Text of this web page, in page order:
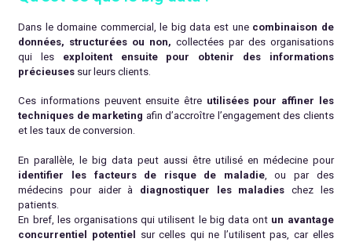
Dans le domaine commercial, le big data est une combinaison de
données, structurées ou non, collectées par des organisations
qui les exploitent ensuite pour obtenir des informations
précieuses sur leurs clients.
Ces informations peuvent ensuite être utilisées pour affiner les
techniques de marketing afin d’accroître l’engagement des clients
et les taux de conversion.
En parallèle, le big data peut aussi être utilisé en médecine pour
identifier les facteurs de risque de maladie, ou par des
médecins pour aider à diagnostiquer les maladies chez les
patients.
En bref, les organisations qui utilisent le big data ont un avantage
concurrentiel potentiel sur celles qui ne l’utilisent pas, car elles